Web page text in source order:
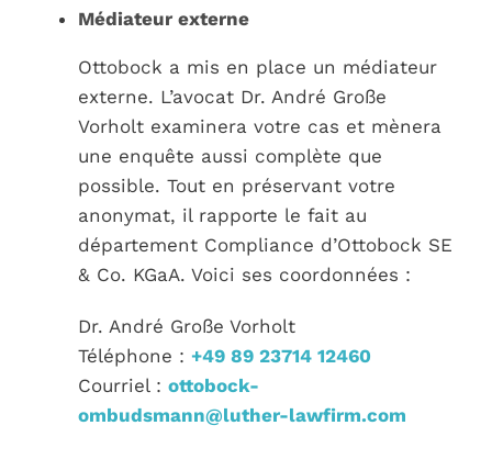
Médiateur externe
Ottobock a mis en place un médiateur
externe. L’avocat Dr. André Große
Vorholt examinera votre cas et mènera
une enquête aussi complète que
possible. Tout en préservant votre
anonymat, il rapporte le fait au
département Compliance d’Ottobock SE
& Co. KGaA. Voici ses coordonnées :
Dr. André Große Vorholt
Téléphone :+49 89 23714 12460
Courriel :ottobock-
ombudsmann@luther-lawfirm.com